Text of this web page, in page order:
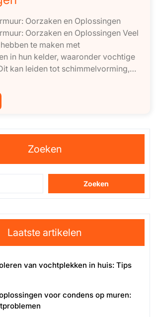
Oorzaken en Oplossingen
Oorzaken en Oplossingen Veel
te maken met
in hun kelder, waaronder vochtige
kan leiden tot schimmelvorming,…
Zoeken
Zoeken
Laatste artikelen
van vochtplekken in huis: Tips
voor condens op muren: